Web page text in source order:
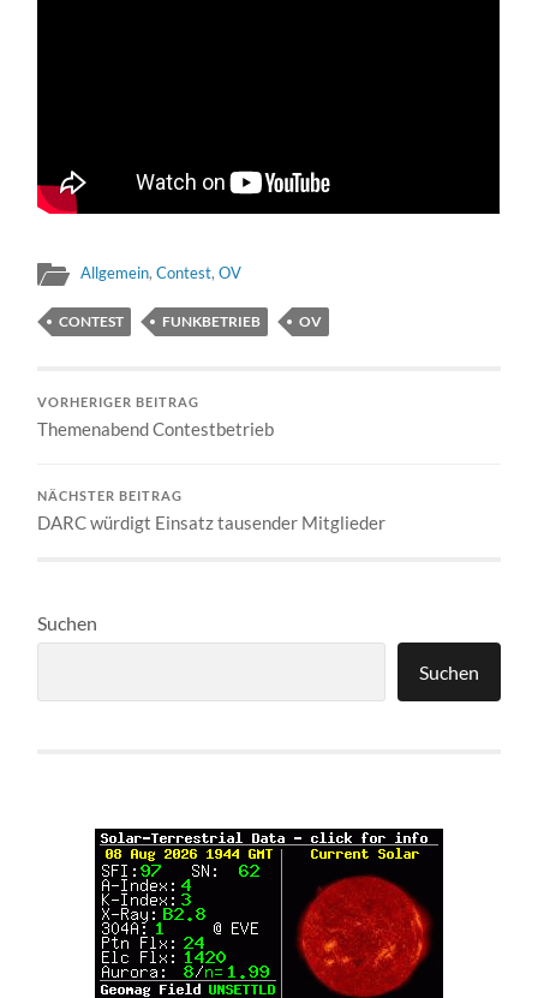
Allgemein,Contest,OV
CONTEST FUNKBETRIEB OV
VORHERIGER BEITRAG
Themenabend Contestbetrieb
NÄCHSTER BEITRAG
DARC würdigt Einsatz tausender Mitglieder
Suchen
Suchen